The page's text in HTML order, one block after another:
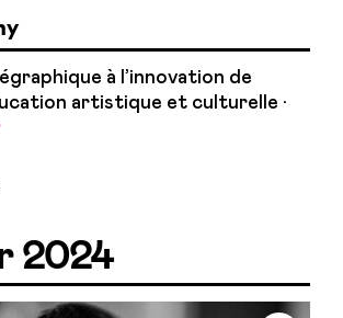
à l’innovation de
artistique et culturelle ·
2024